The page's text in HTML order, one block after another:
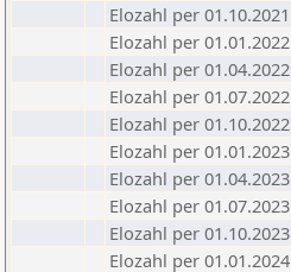
Elozahl per 01.10.2021
Elozahl per 01.01.2022
Elozahl per 01.04.2022
Elozahl per 01.07.2022
Elozahl per 01.10.2022
Elozahl per 01.01.2023
Elozahl per 01.04.2023
Elozahl per 01.07.2023
Elozahl per 01.10.2023
Elozahl per 01.01.2024